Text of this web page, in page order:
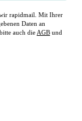
wir rapidmail. Mit Ihrer
Daten an
auch die AGB und